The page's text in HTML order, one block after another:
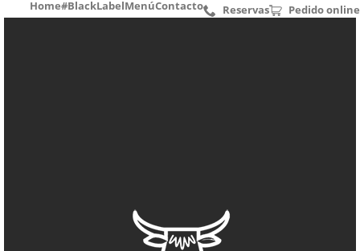
Home#BlackLabelMenúContacto Reservas Pedido online